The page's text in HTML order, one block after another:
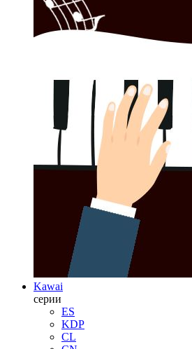
Kawai
серии
ES
KDP
CL